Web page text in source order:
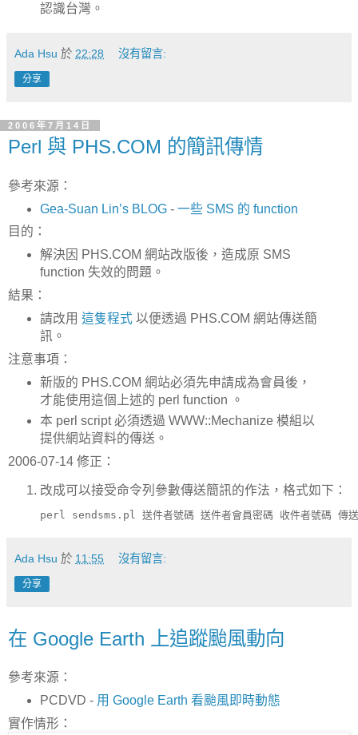
認識台灣。
Ada Hsu 於 22:28 沒有留言:
分享
2006年7月14日
Perl 與 PHS.COM 的簡訊傳情
參考來源：
Gea-Suan Lin’s BLOG- 一些 SMS 的 function
目的：
解決因 PHS.COM 網站改版後，造成原 SMS
function 失效的問題。
結果：
請改用 這隻程式以便透過 PHS.COM 網站傳送簡
訊。
注意事項：
新版的 PHS.COM 網站必須先申請成為會員後，
才能使用這個上述的 perl function 。
本 perl script 必須透過 WWW::Mechanize 模組以
提供網站資料的傳送。
2006-07-14 修正：
改成可以接受命令列參數傳送簡訊的作法，格式如下：
perl sendsms.pl 送件者號碼 送件者會員密碼 收件者號碼 傳
Ada Hsu 於 11:55 沒有留言:
分享
在 Google Earth 上追蹤颱風動向
參考來源：
PCDVD - 用 Google Earth 看颱風即時動態
實作情形：